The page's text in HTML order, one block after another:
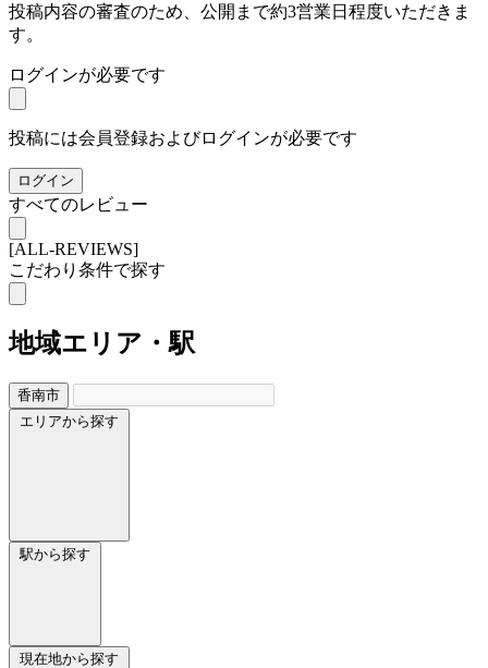
投稿内容の審査のため、公開まで約3営業日程度いただきま
す。
ログインが必要です
投稿には会員登録およびログインが必要です
ログイン
すべてのレビュー
[ALL-REVIEWS]
こだわり条件で探す
地域エリア・駅
香南市
エリアから探す
駅から探す
現在地から探す